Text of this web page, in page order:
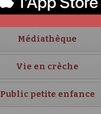
Créer sa crèche
Médiathèque
Vie en crèche
Public petite enfance